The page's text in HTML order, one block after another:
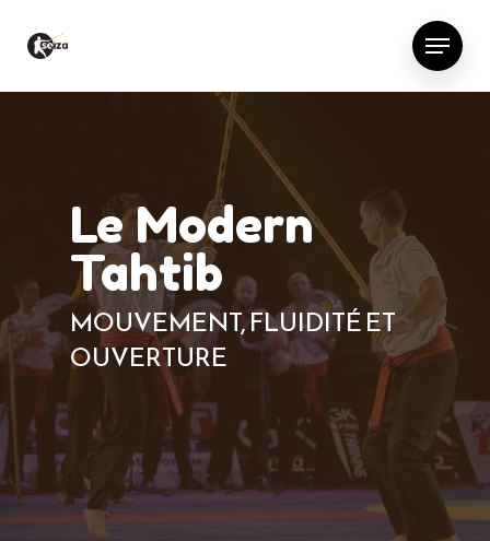
Le Modern
Tahtib
MOUVEMENT, FLUIDITÉ ET
OUVERTURE